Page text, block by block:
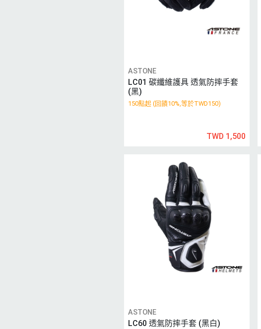
ASTONE
LC01 碳纖維護具 透氣防摔手套
(黑)
150點起 (回饋10%,等於TWD150)
TWD 1,500
ASTONE
LC60 透氣防摔手套 (黑白)